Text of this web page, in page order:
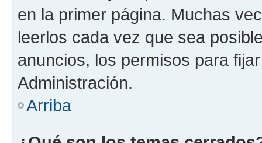
en la primer página. Muchas
leerlos cada vez que sea
anuncios, los permisos para
Administración.
Arriba